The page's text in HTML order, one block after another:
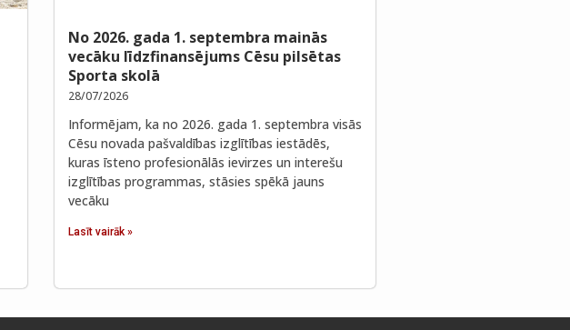
No 2026. gada 1. septembra mainās
vecāku līdzfinansējums Cēsu pilsētas
Sporta skolā
28/07/2026
Informējam, ka no 2026. gada 1. septembra visās
Cēsu novada pašvaldības izglītības iestādēs,
kuras īsteno profesionālās ievirzes un interešu
izglītības programmas, stāsies spēkā jauns
vecāku
Lasīt vairāk »